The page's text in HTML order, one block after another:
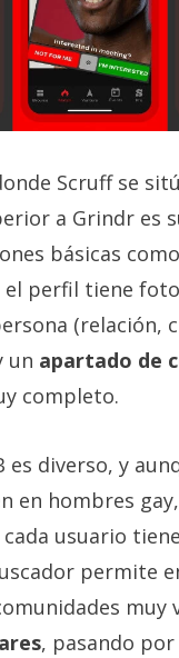
Scruff se
a Grindr es
básicas
el perfil tiene
(relación,
un apartado de
completo.
es diverso, y
en hombres
usuario
permite
muy
, pasando por